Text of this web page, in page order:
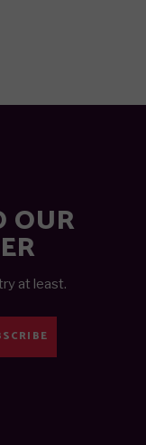
OUR
at least.